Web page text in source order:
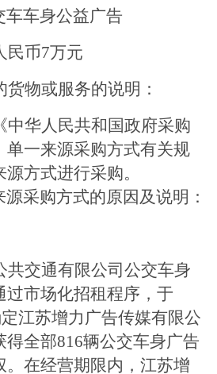
车车身公益广告
民币7万元
物或服务的说明：
中华人民共和国政府采购
单一来源采购方式有关规
方式进行采购。
采购方式的原因及说明：
共交通有限公司公交车身
过市场化招租程序，于
江苏增力广告传媒有限公
全部816辆公交车身广告
。在经营期限内，江苏增